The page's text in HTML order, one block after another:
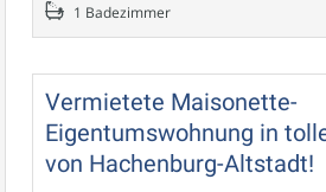
1 Badezimmer
Vermietete Maisonette-
Eigentumswohnung in
von Hachenburg-Altstadt!